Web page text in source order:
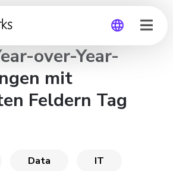
Global
Germany
over-Year-
mit
Feldern Tag
Data IT